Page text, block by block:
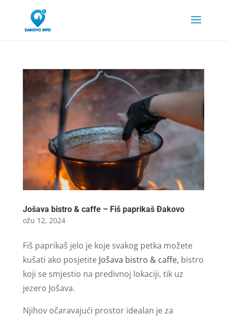
Jošava bistro & caffe – Fiš paprikaš Đakovo
ožu 12, 2024
Fiš paprikaš jelo je koje svakog petka možete
kušati ako posjetiteJošava bistro & caffe, bistro
koji se smjestio na predivnoj lokaciji, tik uz
jezero Jošava.
Njihov očaravajući prostor idealan je za